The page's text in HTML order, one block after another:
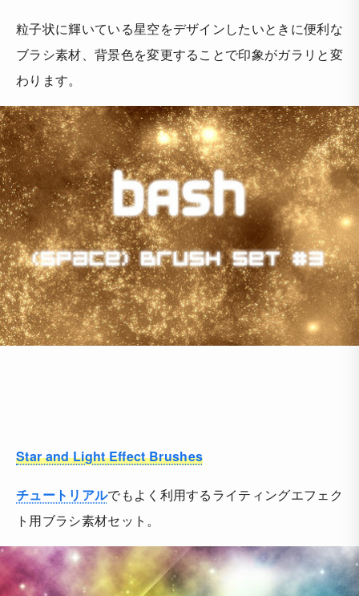
粒子状に輝いている星空をデザインしたいときに便利な
ブラシ素材、背景色を変更することで印象がガラリと変
わります。
Star and Light Effect Brushes
チュートリアルでもよく利用するライティングエフェク
ト用ブラシ素材セット。